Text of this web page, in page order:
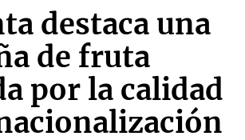
destaca una
de fruta
por la calidad